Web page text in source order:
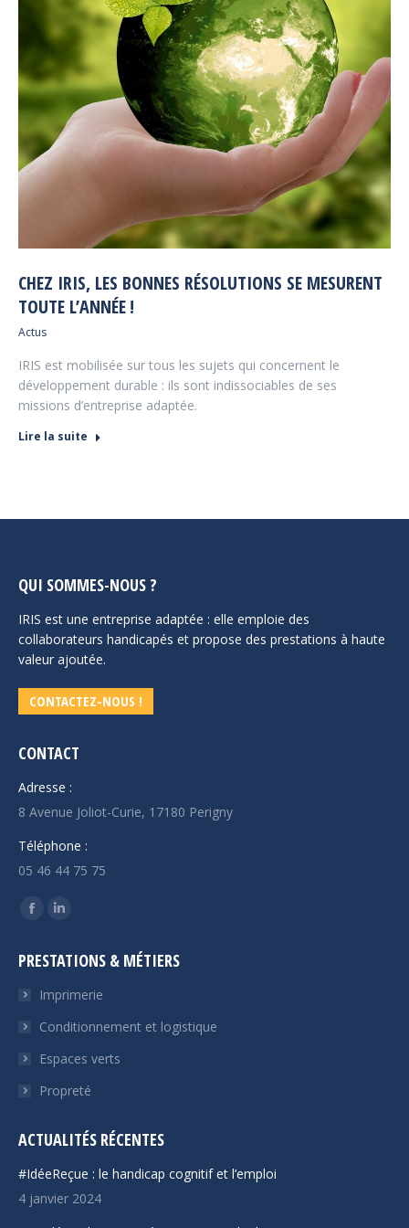
CHEZ IRIS, LES BONNES RÉSOLUTIONS SE MESURENT
TOUTE L’ANNÉE !
Actus
IRIS est mobilisée sur tous les sujets qui concernent le
développement durable : ils sont indissociables de ses
missions d’entreprise adaptée.
Lire la suite
QUI SOMMES-NOUS ?
IRIS est une entreprise adaptée : elle emploie des
collaborateurs handicapés et propose des prestations à haute
valeur ajoutée.
CONTACTEZ-NOUS !
CONTACT
Adresse :
8 Avenue Joliot-Curie, 17180 Perigny
Téléphone :
05 46 44 75 75
Trouvez nous sur :
La
Facebook
s'ouvre
nouvelle
fenêtre
LinkedIn
s'ouvre
nouvelle
fenêtre
PRESTATIONS & MÉTIERS
Imprimerie
Conditionnement et logistique
Espaces verts
Propreté
ACTUALITÉS RÉCENTES
#IdéeReçue : le handicap cognitif et l’emploi
4 janvier 2024